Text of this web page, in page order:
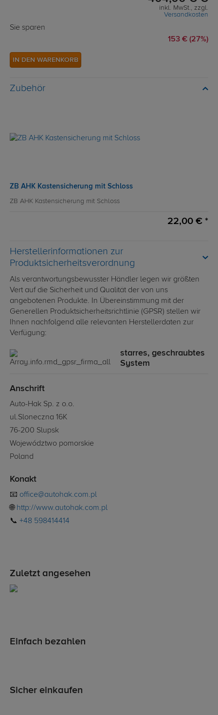
inkl. MwSt., zzgl.
Versandkosten
Sie sparen
153 € (27%)
IN DEN WARENKORB
Zubehör
ZB AHK Kastensicherung mit Schloss
ZB AHK Kastensicherung mit Schloss
22,00 € *
Herstellerinformationen zur
Produktsicherheitsverordnung
Als verantwortungsbewusster Händler legen wir größten
Vert auf die Sicherheit und Qualität der von uns
angebotenen Produkte. In Übereinstimmung mit der
Generellen Produktsicherheitsrichtlinie (GPSR) stellen wir
Ihnen nachfolgend alle relevanten Herstellerdaten zur
Verfügung:
starres, geschraubtes
System
Anschrift
Auto-Hak Sp. z o.o.
ul.Sloneczna 16K
76-200 Slupsk
Województwo pomorskie
Poland
Konakt
📧 office@autohak.com.pl
🌐 http://www.autohak.com.pl
📞 +48 598414414
Zuletzt angesehen
Einfach bezahlen
Sicher einkaufen